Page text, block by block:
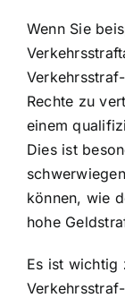
Wenn Sie
Rechte zu
einem
Dies ist
können, wie
hohe
Es ist wichtig